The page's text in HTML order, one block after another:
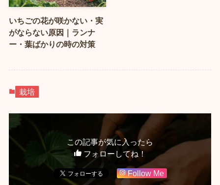
いちごの花が咲かない・実
がならない原因｜ランナ
ー・葉ばかりの時の対策
栽培
この記事が気に入ったら
フォローしてね！
Follow Me